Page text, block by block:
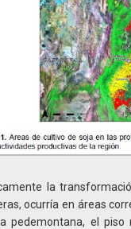
la
ocurría en áreas
pedemontana, el